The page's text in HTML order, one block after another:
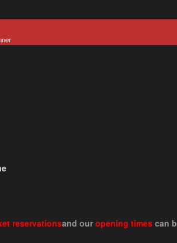
reservationsand our opening timescan